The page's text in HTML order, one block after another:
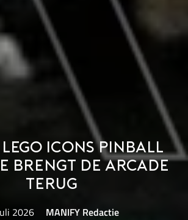
Icons Pinball
brengt de arcade
terug
2026 MANIFY Redactie